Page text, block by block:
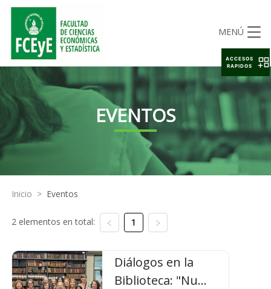
MENÚ
EVENTOS
Inicio > Eventos
2 elementos en total: 1
Diálogos en la
Biblioteca: "Nu...
ACCESOS
RAPIDOS